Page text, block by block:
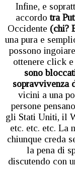
Infine, e
accordotra
Occidente (chi?
una pura e
possono
ottenere click
sono
sopravvivenza
vicini a una
persone
gli Stati Uniti, il
etc. etc. etc. La
chiunque creda
la pena di
discutendo con